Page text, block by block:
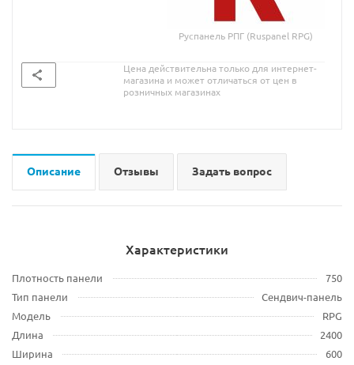
Руспанель РПГ (Ruspanel RPG)
Цена действительна только для интернет-
магазина и может отличаться от цен в
розничных магазинах
Описание Отзывы Задать вопрос
Характеристики
Плотность панели
750
Тип панели
Сендвич-панель
Модель
RPG
Длина
2400
Ширина
600